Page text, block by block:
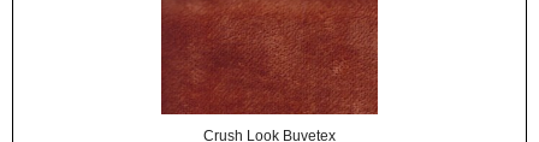
Crush Look Buvetex